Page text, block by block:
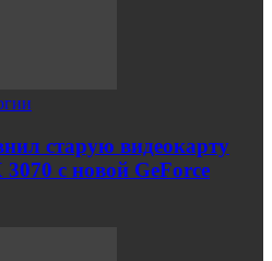
старую видеокарту
3070 с новой GeForce